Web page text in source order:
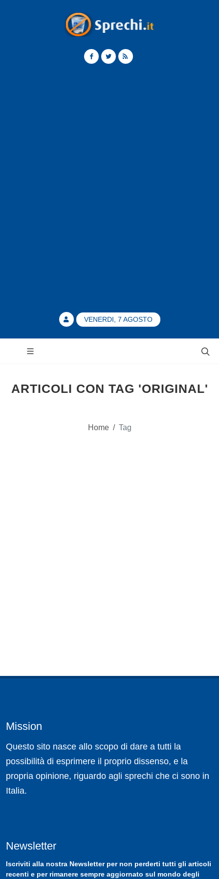
VENERDI, 7 AGOSTO
ARTICOLI CON TAG 'ORIGINAL'
Home / Tag
Mission
Questo sito nasce allo scopo di dare a tutti la
possibilità di esprimere il proprio dissenso, e la
propria opinione, riguardo agli sprechi che ci sono in
Italia.
Newsletter
Iscriviti alla nostra Newsletterper non perderti tutti gli articoli
recenti e per rimanere sempre aggiornato sul mondo degli